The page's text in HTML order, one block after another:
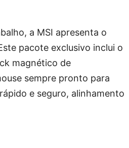
a MSI apresenta o
pacote exclusivo inclui o
magnético de
sempre pronto para
e seguro, alinhamento